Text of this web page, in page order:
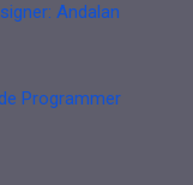
Andalan
Programmer